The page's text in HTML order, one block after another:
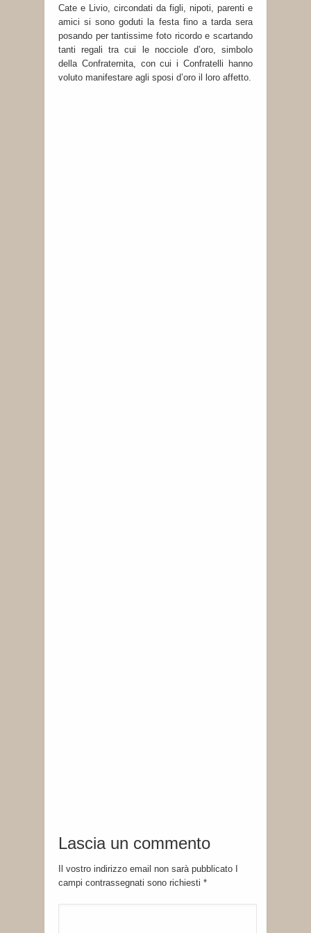
Cate e Livio, circondati da figli, nipoti, parenti e
amici si sono goduti la festa fino a tarda sera
posando per tantissime foto ricordo e scartando
tanti regali tra cui le nocciole d’oro, simbolo
della Confraternita, con cui i Confratelli hanno
voluto manifestare agli sposi d’oro il loro affetto.
Lascia un commento
Il vostro indirizzo email non sarà pubblicato I
campi contrassegnati sono richiesti *